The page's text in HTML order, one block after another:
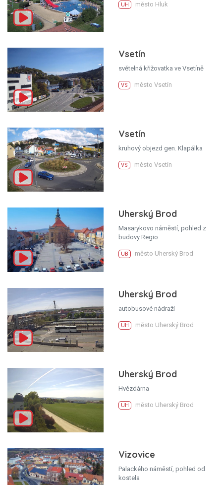
UH město Hluk
Vsetín
světelná křižovatka ve Vsetíně
VS město Vsetín
Vsetín
kruhový objezd gen. Klapálka
VS město Vsetín
Uherský Brod
Masarykovo náměstí, pohled z
budovy Regio
UB město Uherský Brod
Uherský Brod
autobusové nádraží
UH město Uherský Brod
Uherský Brod
Hvězdárna
UH město Uherský Brod
Vizovice
Palackého náměstí, pohled od
kostela